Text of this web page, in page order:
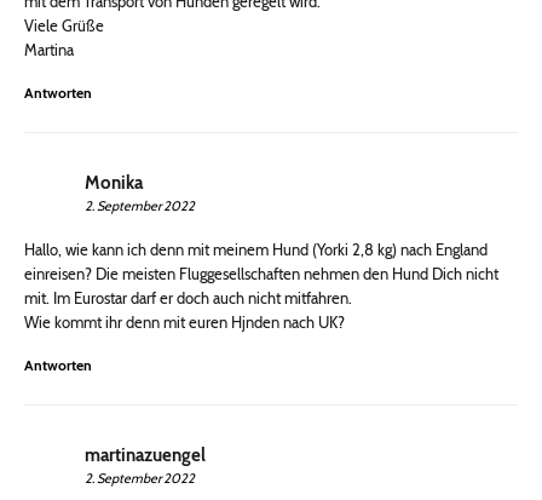
Viele Grüße
Martina
Antworten
Monika
2. September 2022
Hallo, wie kann ich denn mit meinem Hund (Yorki 2,8 kg) nach England
einreisen? Die meisten Fluggesellschaften nehmen den Hund Dich nicht
mit. Im Eurostar darf er doch auch nicht mitfahren.
Wie kommt ihr denn mit euren Hjnden nach UK?
Antworten
martinazuengel
2. September 2022